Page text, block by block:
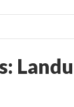
Hristos.